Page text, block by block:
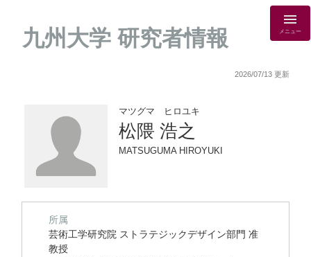
九州大学 研究者情報 メニュー
2026/07/13 更新
マツグマ ヒロユキ
松隈 浩之
MATSUGUMA HIROYUKI
所属
芸術工学研究院 ストラテジックデザイン部門 准
教授